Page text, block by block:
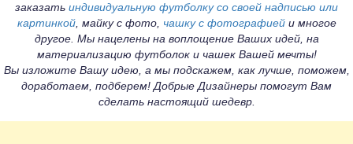
заказать индивидуальную футболку со своей надписью или
картинкой, майку с фото, чашку с фотографиейи многое
другое. Мы нацелены на воплощение Ваших идей, на
материализацию футболок и чашек Вашей мечты!
Вы изложите Вашу идею, а мы подскажем, как лучше, поможем,
доработаем, подберем! Добрые Дизайнеры помогут Вам
сделать настоящий шедевр.